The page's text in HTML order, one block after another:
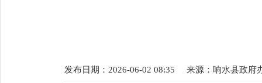
发布日期：2026-06-02 08:35 来源： 响水县政府